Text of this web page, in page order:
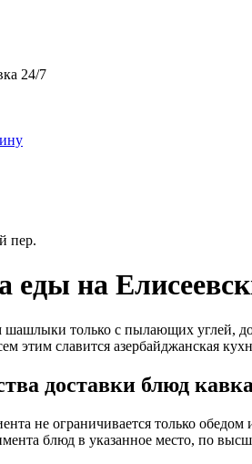
24/7
пер.
еды на
только с пылающих углей,
этим славится азербайджанская
доставки блюд
не ограничивается только
блюд в указанное место, по